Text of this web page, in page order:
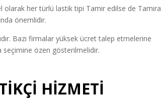
olarak her türlü lastik tipi Tamir edilse de
önemlidir.
Bazı firmalar yüksek ücret talep etmelerine
seçimine özen gösterilmelidir.
HİZMETİ